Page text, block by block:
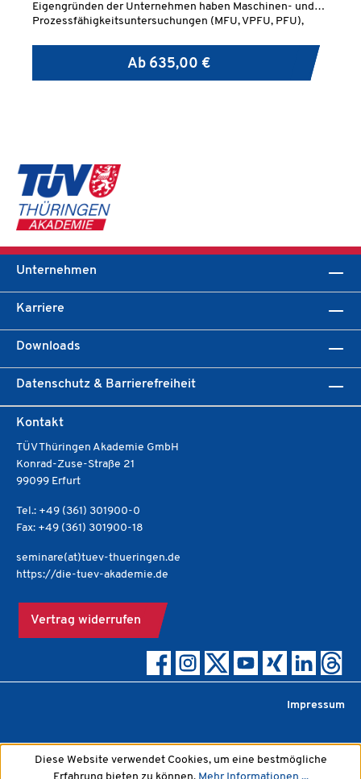
Eigengründen der Unternehmen haben Maschinen- und
Prozessfähigkeitsuntersuchungen (MFU, VPFU, PFU),
Ab 635,00 €
Unternehmen
Karriere
Downloads
Datenschutz & Barrierefreiheit
Kontakt
TÜV Thüringen Akademie GmbH
Konrad-Zuse-Straße 21
99099 Erfurt
Tel.: +49 (361) 301900-0
Fax: +49 (361) 301900-18
seminare(at)tuev-thueringen.de
https://die-tuev-akademie.de
Vertrag widerrufen
Impressum
Diese Website verwendet Cookies, um eine bestmögliche